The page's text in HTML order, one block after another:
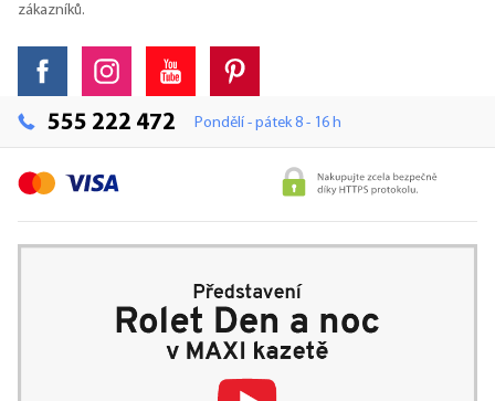
zákazníků.
555 222 472 Pondělí - pátek 8 - 16 h